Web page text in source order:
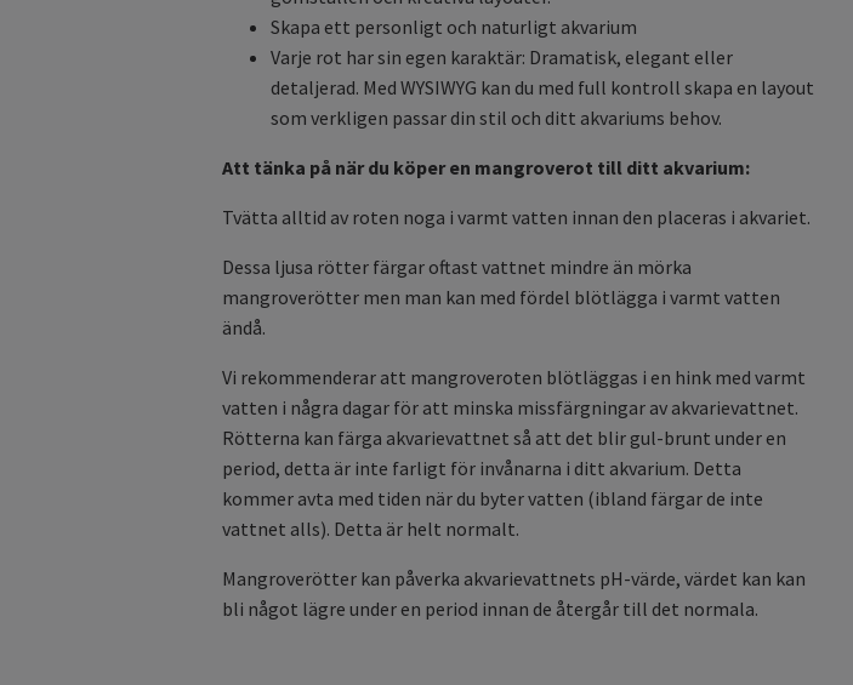
Skapa ett personligt och naturligt akvarium
Varje rot har sin egen karaktär: Dramatisk, elegant eller
detaljerad. Med WYSIWYG kan du med full kontroll skapa en layout
som verkligen passar din stil och ditt akvariums behov.
Att tänka på när du köper en mangroverot till ditt akvarium:
Tvätta alltid av roten noga i varmt vatten innan den placeras i akvariet.
Dessa ljusa rötter färgar oftast vattnet mindre än mörka
mangroverötter men man kan med fördel blötlägga i varmt vatten
ändå.
Vi rekommenderar att mangroveroten blötläggas i en hink med varmt
vatten i några dagar för att minska missfärgningar av akvarievattnet.
Rötterna kan färga akvarievattnet så att det blir gul-brunt under en
period, detta är inte farligt för invånarna i ditt akvarium. Detta
kommer avta med tiden när du byter vatten (ibland färgar de inte
vattnet alls). Detta är helt normalt.
Mangroverötter kan påverka akvarievattnets pH-värde, värdet kan kan
bli något lägre under en period innan de återgår till det normala.